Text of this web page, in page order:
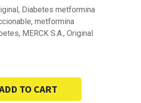
Diabetes metformina
metformina
MERCK S.A., Original
TO CART